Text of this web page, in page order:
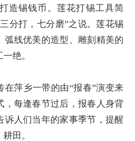
造锡钱币。莲花打锡工具简
分打，七分磨”之说。莲花锡
弧线优美的造型、雕刻精美的
绝。
在萍乡一带的由“报春”演变来
，每逢春节过后，报春人身背
诉人们当年的家事季节，提醒
田。